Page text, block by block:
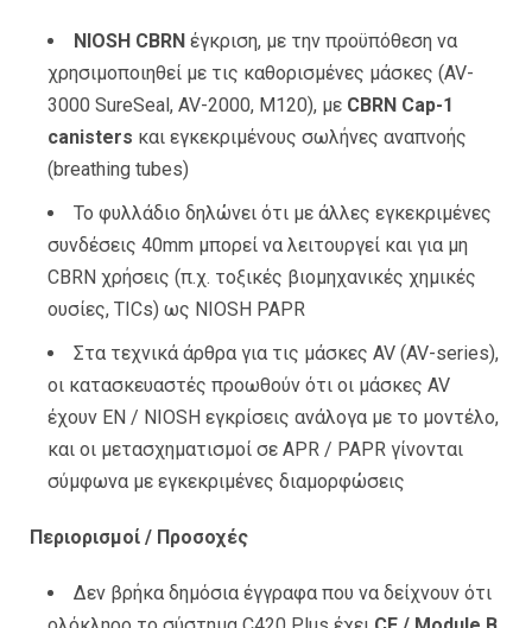
NIOSH CBRN έγκριση, με την προϋπόθεση να
χρησιμοποιηθεί με τις καθορισμένες μάσκες (AV-
3000 SureSeal, AV-2000, M120), με CBRN Cap-1
canisters και εγκεκριμένους σωλήνες αναπνοής
(breathing tubes)
Το φυλλάδιο δηλώνει ότι με άλλες εγκεκριμένες
συνδέσεις 40mm μπορεί να λειτουργεί και για μη
CBRN χρήσεις (π.χ. τοξικές βιομηχανικές χημικές
ουσίες, TICs) ως NIOSH PAPR
Στα τεχνικά άρθρα για τις μάσκες AV (AV-series),
οι κατασκευαστές προωθούν ότι οι μάσκες AV
έχουν EN / NIOSH εγκρίσεις ανάλογα με το μοντέλο,
και οι μετασχηματισμοί σε APR / PAPR γίνονται
σύμφωνα με εγκεκριμένες διαμορφώσεις
Περιορισμοί / Προσοχές
Δεν βρήκα δημόσια έγγραφα που να δείχνουν ότι